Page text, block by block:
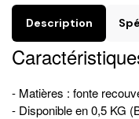
Description
- Matières : fonte
- Disponible en 0,5 KG